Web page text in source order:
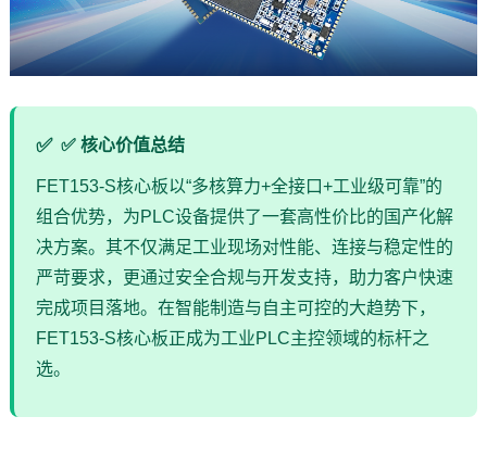
✅ 核心价值总结
FET153-S核心板以“多核算力+全接口+工业级可靠”的
组合优势，为PLC设备提供了一套高性价比的国产化解
决方案。其不仅满足工业现场对性能、连接与稳定性的
严苛要求，更通过安全合规与开发支持，助力客户快速
完成项目落地。在智能制造与自主可控的大趋势下，
FET153-S核心板正成为工业PLC主控领域的标杆之
选。